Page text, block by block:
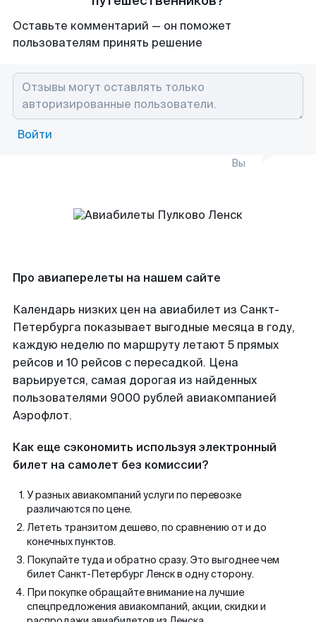
Оставьте комментарий — он поможет
пользователям принять решение
Войти
Вы
Про авиаперелеты на нашем сайте
Календарь низких цен на авиабилет из Санкт-
Петербурга показывает выгодные месяца в году,
каждую неделю по маршруту летают 5 прямых
рейсов и 10 рейсов с пересадкой. Цена
варьируется, самая дорогая из найденных
пользователями 9000 рублей авиакомпанией
Аэрофлот.
Как еще сэкономить используя электронный
билет на самолет без комиссии?
У разных авиакомпаний услуги по перевозке
различаются по цене.
Лететь транзитом дешево, по сравнению от и до
конечных пунктов.
Покупайте туда и обратно сразу. Это выгоднее чем
билет Санкт-Петербург Ленск в одну сторону.
При покупке обращайте внимание на лучшие
спецпредложения авиакомпаний, акции, скидки и